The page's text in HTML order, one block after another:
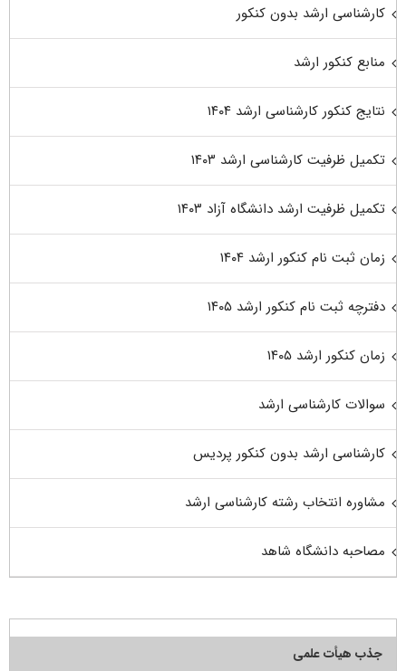
کارشناسی ارشد بدون کنکور
منابع کنکور ارشد
نتایج کنکور کارشناسی ارشد ۱۴۰۴
تکمیل ظرفیت کارشناسی ارشد ۱۴۰۳
تکمیل ظرفیت ارشد دانشگاه آزاد ۱۴۰۳
زمان ثبت نام کنکور ارشد ۱۴۰۴
دفترچه ثبت نام کنکور ارشد ۱۴۰۵
زمان کنکور ارشد ۱۴۰۵
سوالات کارشناسی ارشد
کارشناسی ارشد بدون کنکور پردیس
مشاوره انتخاب رشته کارشناسی ارشد
مصاحبه دانشگاه شاهد
جذب هیأت علمی